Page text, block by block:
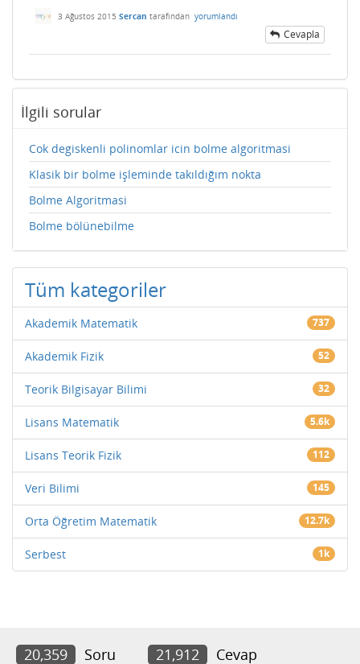
3 Ağustos 2015 Sercan tarafından yorumlandı
Cevapla
İlgili sorular
Cok degiskenli polinomlar icin bolme algoritmasi
Klasik bir bolme işleminde takıldığım nokta
Bolme Algoritmasi
Bolme bölünebilme
Tüm kategoriler
Akademik Matematik 737
Akademik Fizik 52
Teorik Bilgisayar Bilimi 32
Lisans Matematik 5.6k
Lisans Teorik Fizik 112
Veri Bilimi 145
Orta Öğretim Matematik 12.7k
Serbest 1k
20,359 Soru 21,912 Cevap